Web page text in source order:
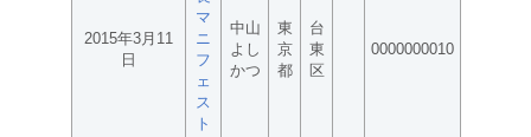
2015年3月11
日
マ
ニ
フ
ェ
ス
ト
中山
よし
かつ
東
京
都
台
東
区
0000000010